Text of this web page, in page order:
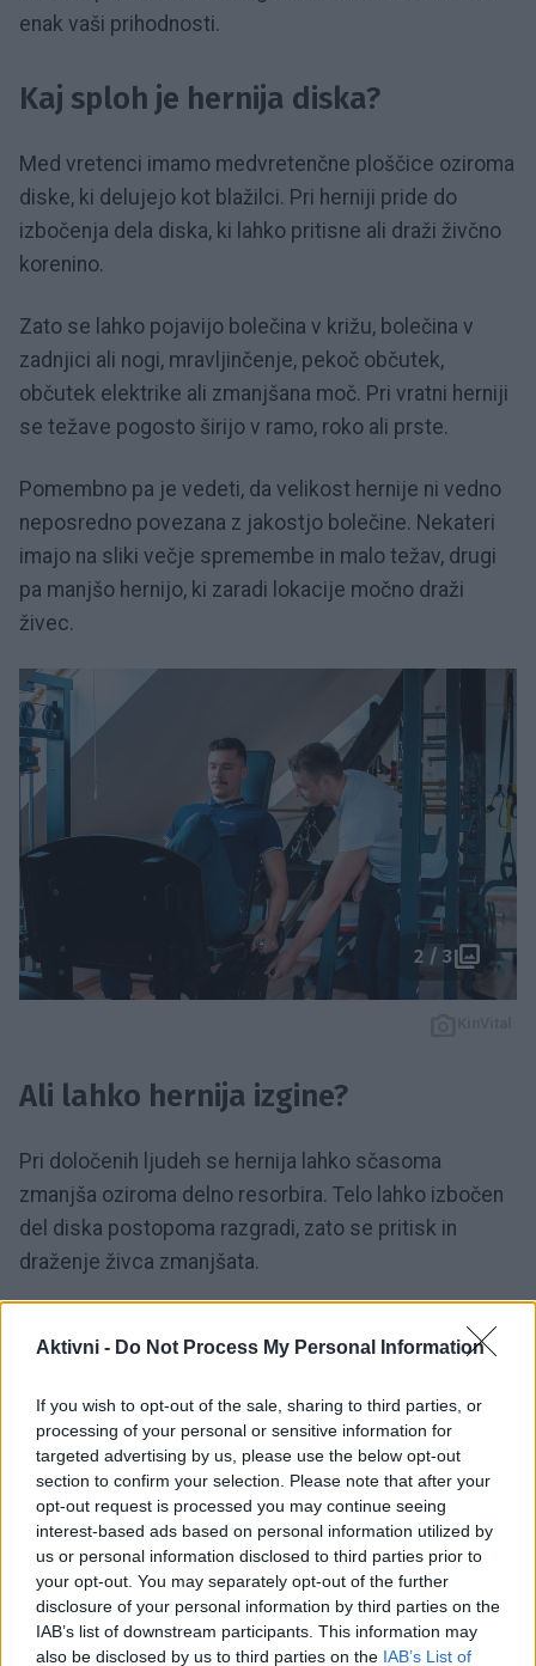
Aktivni - Do Not Process My Personal Information
If you wish to opt-out of the sale, sharing to third parties, or
processing of your personal or sensitive information for
targeted advertising by us, please use the below opt-out
section to confirm your selection. Please note that after your
opt-out request is processed you may continue seeing
interest-based ads based on personal information utilized by
us or personal information disclosed to third parties prior to
your opt-out. You may separately opt-out of the further
disclosure of your personal information by third parties on the
IAB’s list of downstream participants. This information may
also be disclosed by us to third parties on the IAB’s List of
enak vaši prihodnosti.
Kaj sploh je hernija diska?
Med vretenci imamo medvretenčne ploščice oziroma
diske, ki delujejo kot blažilci. Pri herniji pride do
izbočenja dela diska, ki lahko pritisne ali draži živčno
korenino.
Zato se lahko pojavijo bolečina v križu, bolečina v
zadnjici ali nogi, mravljinčenje, pekoč občutek,
občutek elektrike ali zmanjšana moč. Pri vratni herniji
se težave pogosto širijo v ramo, roko ali prste.
Pomembno pa je vedeti, da velikost hernije ni vedno
neposredno povezana z jakostjo bolečine. Nekateri
imajo na sliki večje spremembe in malo težav, drugi
pa manjšo hernijo, ki zaradi lokacije močno draži
živec.
2 / 3
Ali lahko hernija izgine?
Pri določenih ljudeh se hernija lahko sčasoma
zmanjša oziroma delno resorbira. Telo lahko izbočen
del diska postopoma razgradi, zato se pritisk in
draženje živca zmanjšata.
Še bolj pomembno pa je, da se simptomi pogosto
izboljšajo tudi takrat, ko hernija na sliki ni popolnoma
ampak zmanjšati bolečino, umiriti živčni sistem in
povrniti normalno gibanje.
Kdaj je potrebna previdnost?
Večina hernij se zdravi konzervativno, brez operacije.
Vseeno pa obstajajo znaki, pri katerih je potreben